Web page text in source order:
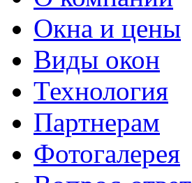
Окна и цены
Виды окон
Технология
Партнерам
Фотогалерея